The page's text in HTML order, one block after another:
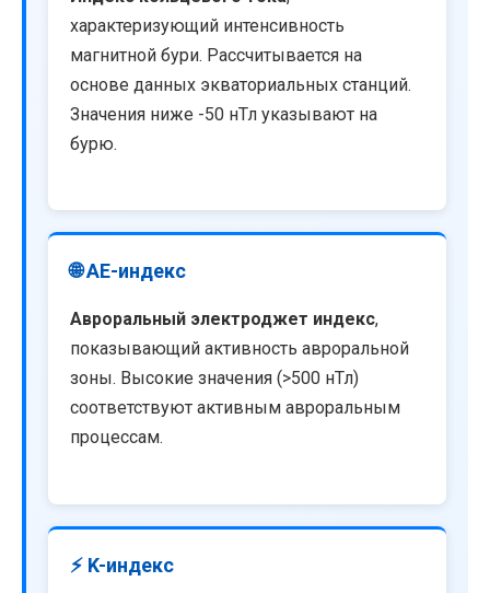
характеризующий интенсивность
магнитной бури. Рассчитывается на
основе данных экваториальных станций.
Значения ниже -50 нТл указывают на
бурю.
🌐 AE-индекс
Авроральный электроджет индекс,
показывающий активность авроральной
зоны. Высокие значения (>500 нТл)
соответствуют активным авроральным
процессам.
⚡ K-индекс